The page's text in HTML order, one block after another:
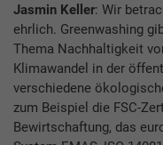
Jasmin Keller: Wir
ehrlich. Greenwashing
Thema Nachhaltigkeit
Klimawandel in der
verschiedene
zum Beispiel die FSC-
Bewirtschaftung, das